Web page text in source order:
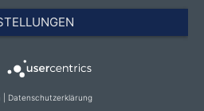
Datenschutzerklärung